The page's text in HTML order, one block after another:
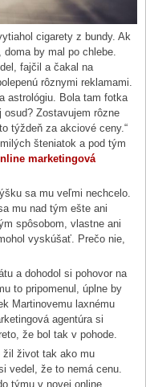
cigarety z bundy. Ak
by mal po chlebe.
fajčil a čakal na
rôznymi reklamami.
astrológiu. Bola tam fotka
osud? Zostavujem rôzne
týždeň za akciové ceny.“
šteniatok a pod tým
marketingová
sa mu veľmi nechcelo.
mu nad tým ešte ani
spôsobom, vlastne ani
vyskúšať. Prečo nie,
a dohodol si pohovor na
to pripomenul, úplne by
Martinovemu laxnému
agentúra si
že bol tak v pohode.
žil život tak ako mu
vedel, že to nemá cenu.
týmu v novej online